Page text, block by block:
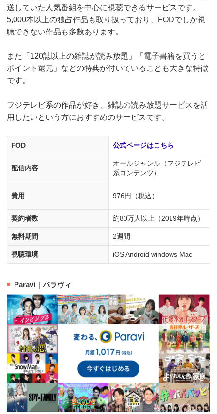
送していた人気番組を中心に視聴できるサービスです。
5,000本以上の独占作品も取り扱っており、FODでしか視
聴できない作品も多数あります。
また「120誌以上の雑誌が読み放題」「電子書籍を買うと
ポイント還元」などの特典が付いていることも大きな特徴
です。
フジテレビ系の作品が好き、雑誌の読み放題サービスを活
用したいという方におすすめのサービスです。
FOD 公式ページはこちら
配信内容
オールジャンル（フジテレビ
系コンテンツ）
費用 976円（税込）
契約者数 約80万人以上（2019年時点）
無料期間 2週間
視聴環境 iOS Android windows Mac
Paravi｜パラヴィ